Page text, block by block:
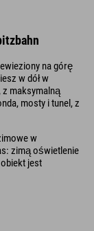
na górę
w dół w
z maksymalną
mosty i tunel, z
w
zimą oświetlenie
jest